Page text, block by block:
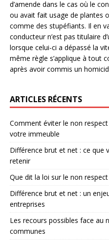
d’amende dans le cas où le
ou avait fait usage de plantes
comme des stupéfiants. Il en
conducteur n’est pas titulaire
lorsque celui-ci a dépassé la
même règle s’applique à tout
après avoir commis un
ARTICLES RÉCENTS
Comment éviter le non
votre immeuble
Différence brut et net : ce que
retenir
Que dit la loi sur le non
Différence brut et net : un
entreprises
Les recours possibles face au
communes